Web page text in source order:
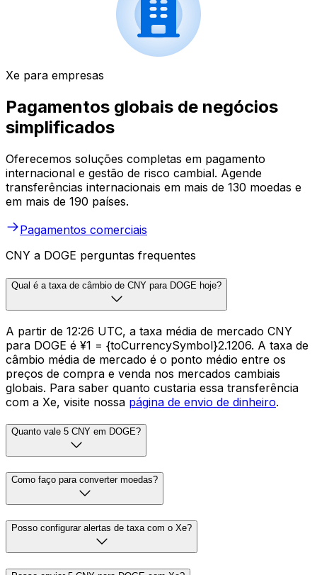
Xe para empresas
Pagamentos globais de negócios
simplificados
Oferecemos soluções completas em pagamento
internacional e gestão de risco cambial. Agende
transferências internacionais em mais de 130 moedas e
em mais de 190 países.
Pagamentos comerciais
CNY a DOGE perguntas frequentes
Qual é a taxa de câmbio de CNY para DOGE hoje?
A partir de 12:26 UTC, a taxa média de mercado CNY
para DOGE é ¥1 = {toCurrencySymbol}2.1206. A taxa de
câmbio média de mercado é o ponto médio entre os
preços de compra e venda nos mercados cambiais
globais. Para saber quanto custaria essa transferência
com a Xe, visite nossa página de envio de dinheiro.
Quanto vale 5 CNY em DOGE?
Como faço para converter moedas?
Posso configurar alertas de taxa com o Xe?